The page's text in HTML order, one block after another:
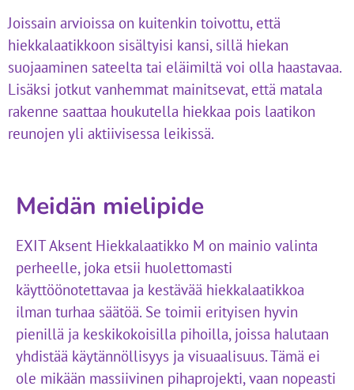
Joissain arvioissa on kuitenkin toivottu, että
hiekkalaatikkoon sisältyisi kansi, sillä hiekan
suojaaminen sateelta tai eläimiltä voi olla haastavaa.
Lisäksi jotkut vanhemmat mainitsevat, että matala
rakenne saattaa houkutella hiekkaa pois laatikon
reunojen yli aktiivisessa leikissä.
Meidän mielipide
EXIT Aksent Hiekkalaatikko M on mainio valinta
perheelle, joka etsii huolettomasti
käyttöönotettavaa ja kestävää hiekkalaatikkoa
ilman turhaa säätöä. Se toimii erityisen hyvin
pienillä ja keskikokoisilla pihoilla, joissa halutaan
yhdistää käytännöllisyys ja visuaalisuus. Tämä ei
ole mikään massiivinen pihaprojekti, vaan nopeasti